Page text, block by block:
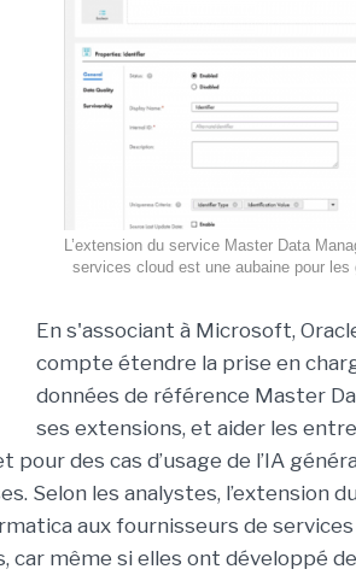
L’extension du service Master Data
services cloud est une aubaine pour
En s'associant à Microsoft,
compte étendre la prise en
données de référence Master
ses extensions, et aider les
pour des cas d’usage de l’IA
Selon les analystes, l’extension
aux fournisseurs de
car même si elles ont développé